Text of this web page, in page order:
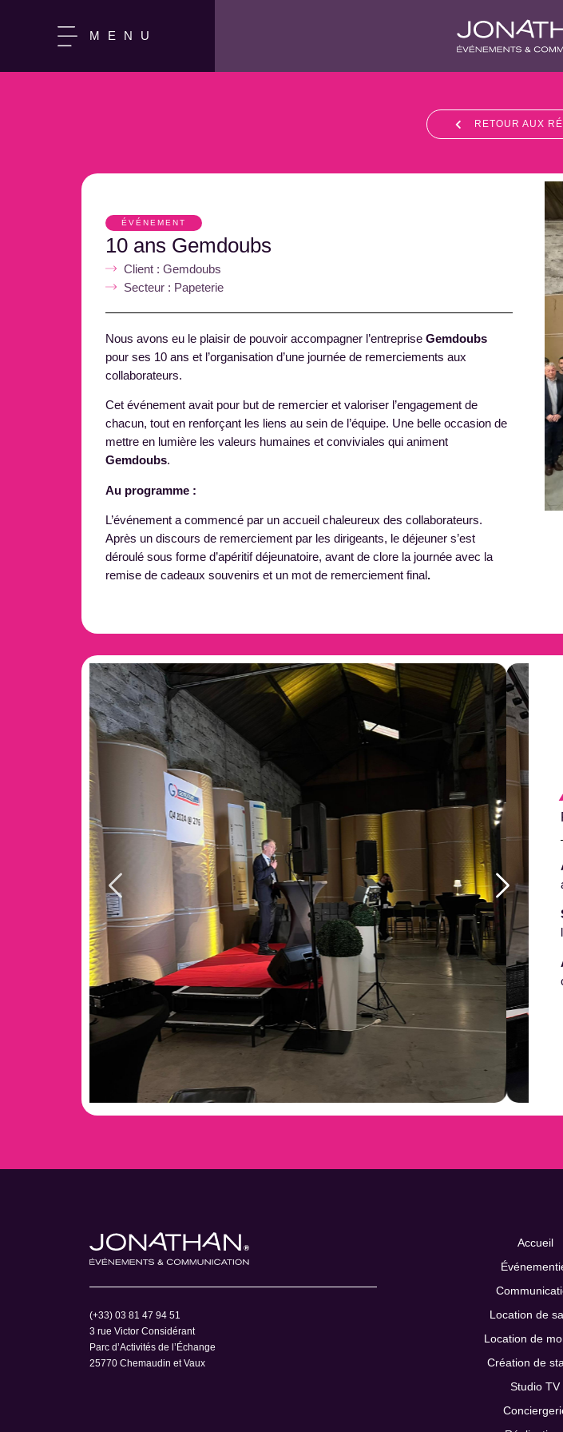
MENU
RETOUR AUX
ÉVÉNEMENT
10 ans Gemdoubs
Client : Gemdoubs
Secteur : Papeterie
Nous avons eu le plaisir de pouvoir accompagner l’entreprise Gemdoubs
pour ses 10 ans et l’organisation d’une journée de remerciements aux
collaborateurs.
Cet événement avait pour but de remercier et valoriser l’engagement de
chacun, tout en renforçant les liens au sein de l’équipe. Une belle occasion de
mettre en lumière les valeurs humaines et conviviales qui animent
Gemdoubs.
Au programme :
L’événement a commencé par un accueil chaleureux des collaborateurs.
Après un discours de remerciement par les dirigeants, le déjeuner s’est
déroulé sous forme d’apéritif déjeunatoire, avant de clore la journée avec la
remise de cadeaux souvenirs et un mot de remerciement final.
(+33) 03 81 47 94 51
3 rue Victor Considérant
Parc d’Activités de l’Échange
25770 Chemaudin et Vaux
Accueil
Location de
Location de
Création de
Studio TV